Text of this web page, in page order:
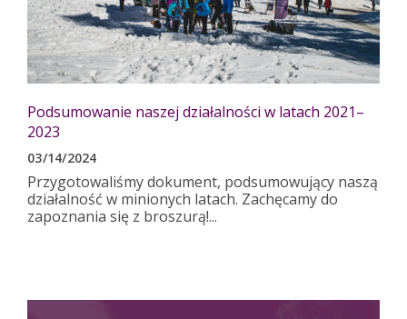
Podsumowanie naszej działalności w latach 2021–
2023
03/14/2024
Przygotowaliśmy dokument, podsumowujący naszą
działalność w minionych latach. Zachęcamy do
zapoznania się z broszurą!...